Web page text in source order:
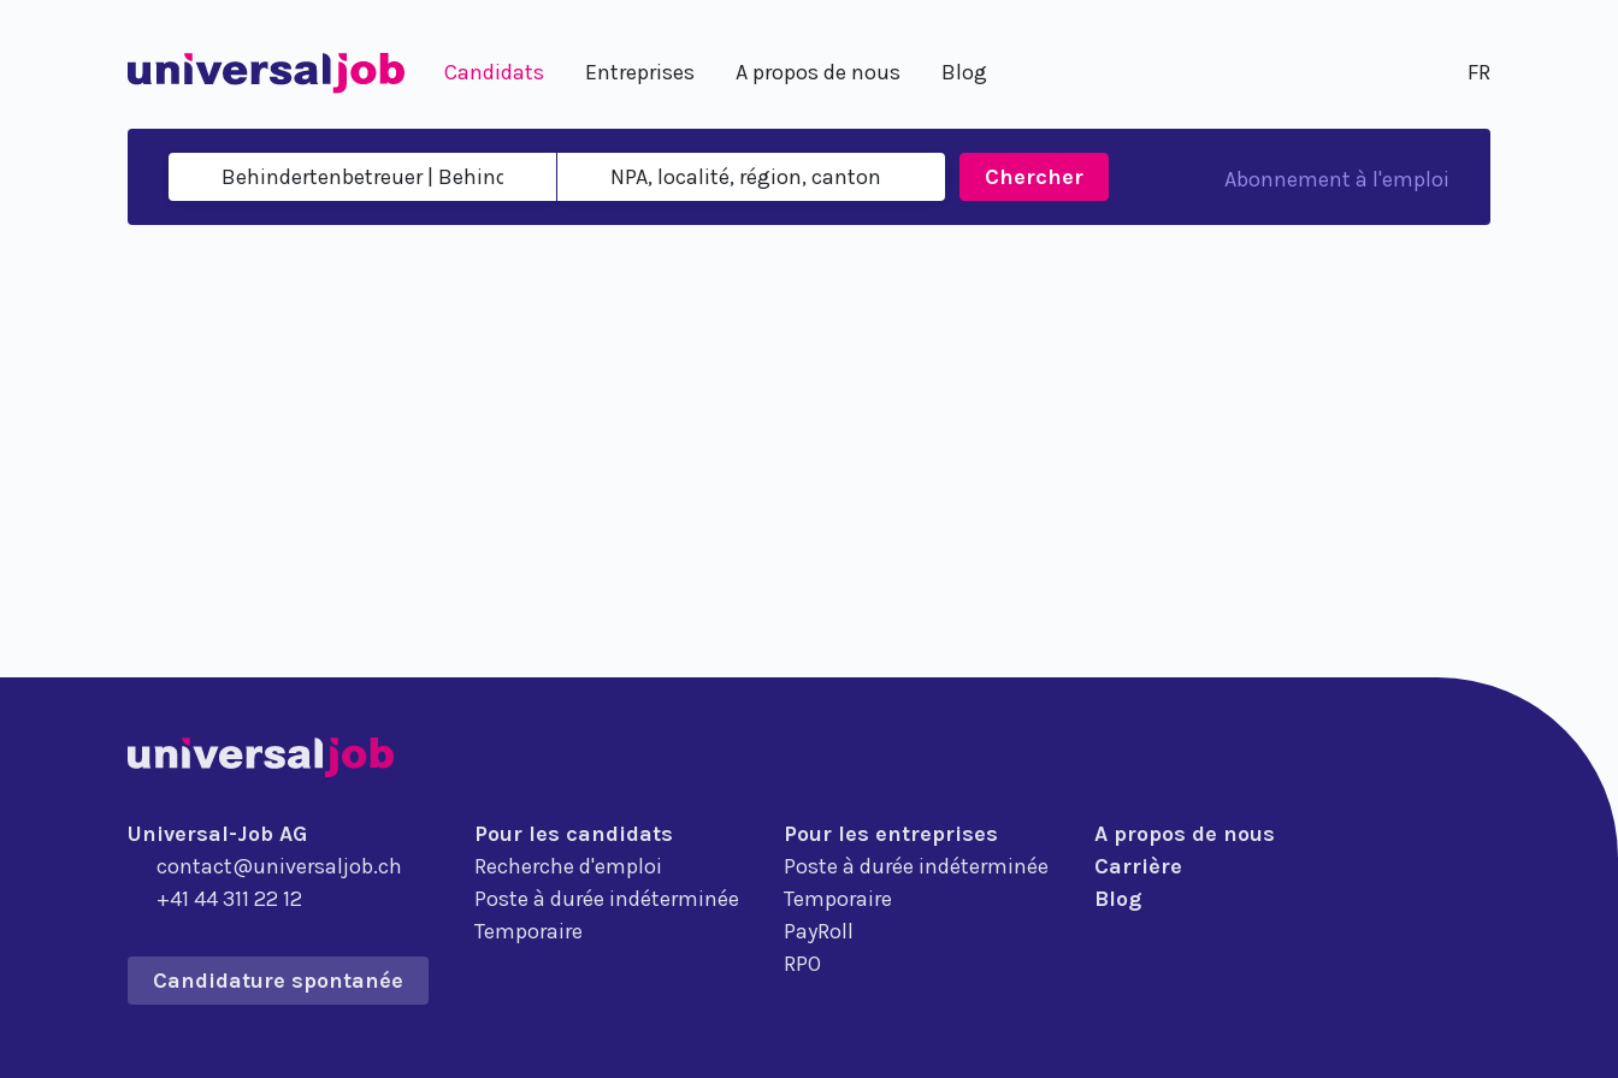
Candidats Entreprises A propos de nous Blog FR
Chercher Abonnement à l'emploi
Universal-Job AG
contact@universaljob.ch
+41 44 311 22 12
Candidature spontanée
Pour les candidats
Recherche d'emploi
Poste à durée indéterminée
Temporaire
Pour les entreprises
Poste à durée indéterminée
Temporaire
PayRoll
RPO
A propos de nous
Carrière
Blog